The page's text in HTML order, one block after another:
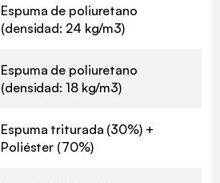
Espuma de poliuretano
(densidad: 24 kg/m3)
Espuma de poliuretano
(densidad: 18 kg/m3)
Espuma triturada (30%) +
Poliéster (70%)